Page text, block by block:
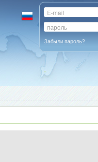
Забыли пароль?